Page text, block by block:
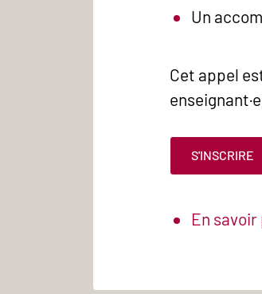
Un
Cet appel
S'INSCRIRE
En savoir